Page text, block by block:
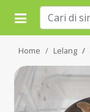
Home Lelang